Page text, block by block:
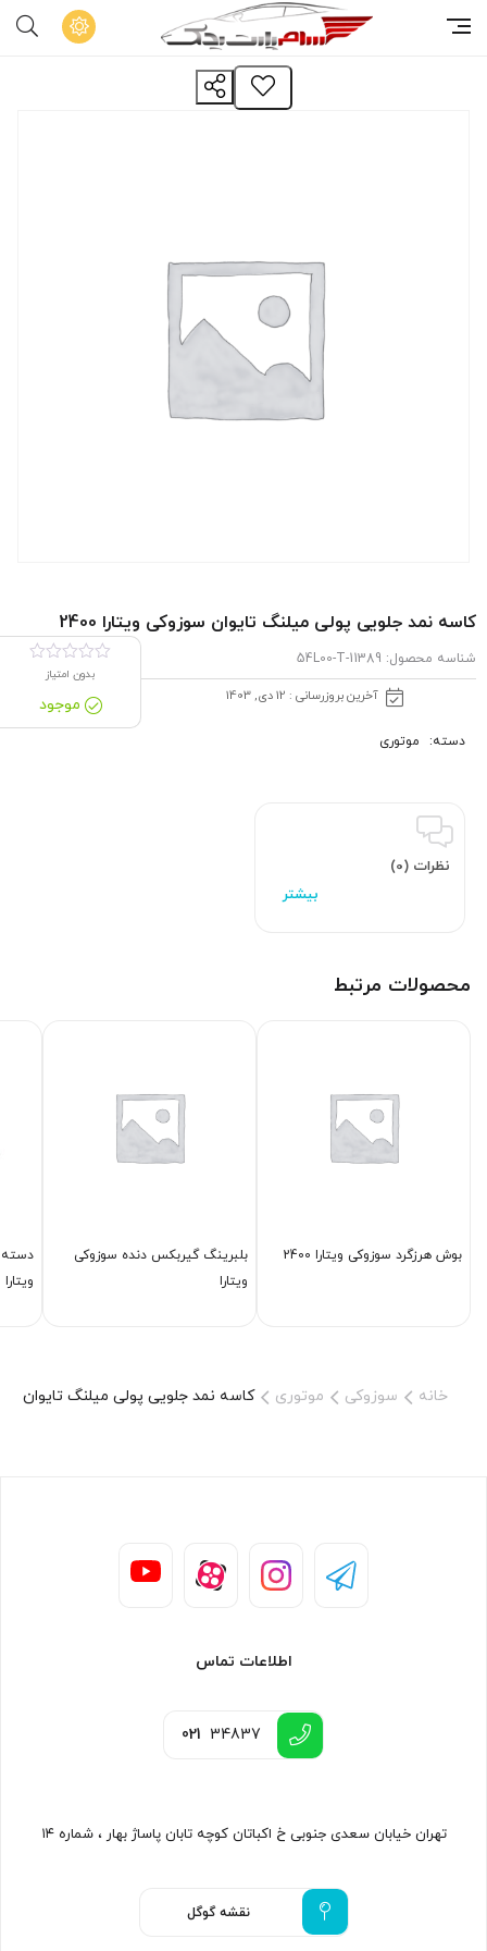
كاسه نمد جلویی پولی میلنگ تایوان سوزوکی ویتارا 2400
شناسه محصول: 11389-54L00-T
آخرین بروزرسانی : 12 دی, 1403
بدون امتیاز
موجود
دسته: موتوری
نظرات (0)
محصولات مرتبط
بوش هرزگرد سوزوکی ویتارا 2400
بلبرینگ گیربكس دنده سوزوکی
ویتارا
دسته
ویتارا 2400
خانه سوزوکی موتوری كاسه نمد جلویی پولی میلنگ تایوان
اطلاعات تماس
021 34837
تهران خیابان سعدی جنوبی خ اکباتان کوچه تابان پاساژ بهار ، شماره ۱۴
نقشه گوگل